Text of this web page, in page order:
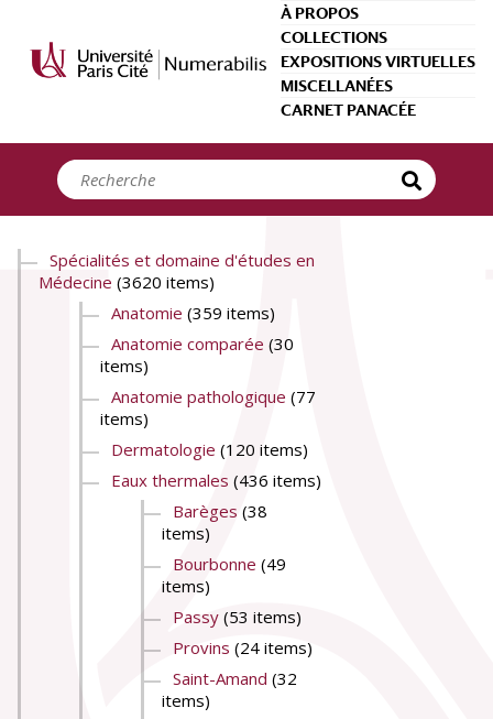
À PROPOS
COLLECTIONS
EXPOSITIONS VIRTUELLES
MISCELLANÉES
CARNET PANACÉE
Spécialités et domaine d'études en
Médecine (3620 items)
Anatomie (359 items)
Anatomie comparée (30
items)
Anatomie pathologique (77
items)
Dermatologie (120 items)
Eaux thermales (436 items)
Barèges (38
items)
Bourbonne (49
items)
Passy(53 items)
Provins (24 items)
Saint-Amand (32
items)